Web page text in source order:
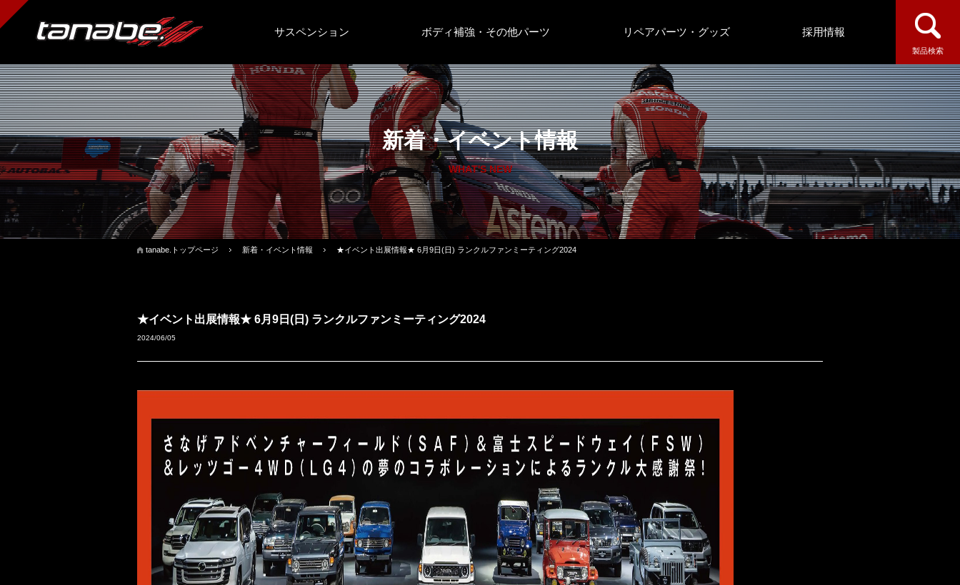
サスペンション ボディ補強・その他パーツ リペアパーツ・グッズ 採用情報
製品検索
新着・イベント情報
WHAT'S NEW
tanabe.トップページ 新着・イベント情報 ★イベント出展情報★ 6月9日(日) ランクルファンミーティング2024
★イベント出展情報★ 6月9日(日) ランクルファンミーティング2024
2024/06/05